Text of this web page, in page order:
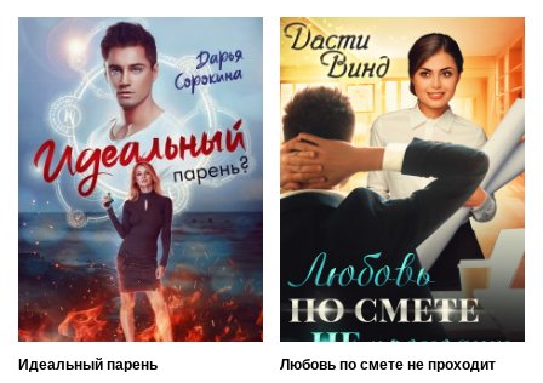
Идеальный парень Любовь по смете не проходит